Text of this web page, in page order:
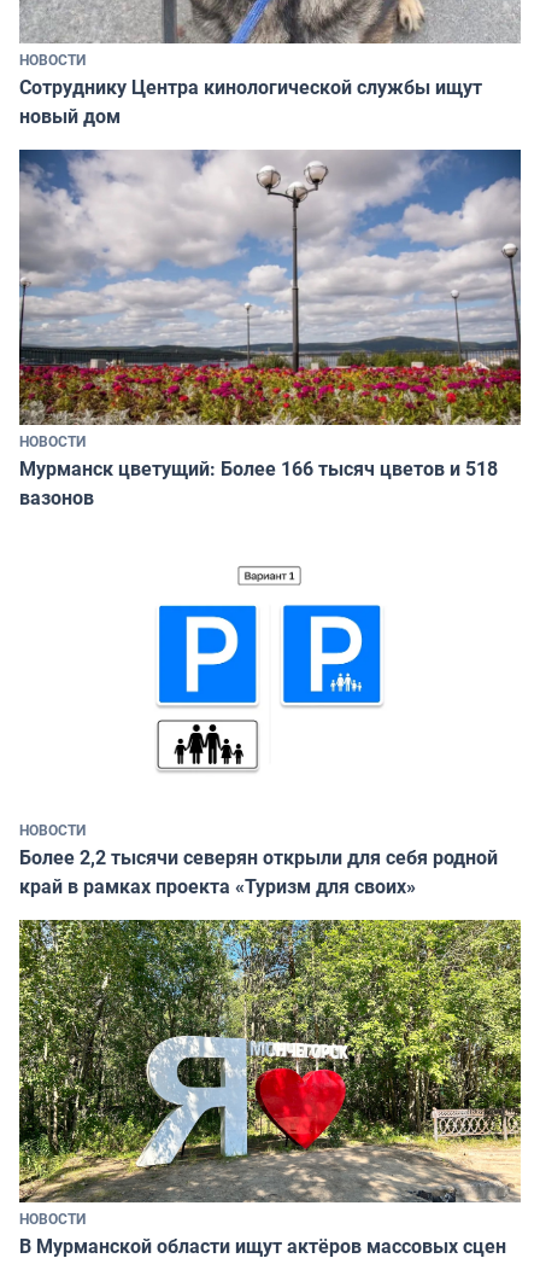
НОВОСТИ
Сотруднику Центра кинологической службы ищут
новый дом
НОВОСТИ
Мурманск цветущий: Более 166 тысяч цветов и 518
вазонов
НОВОСТИ
Более 2,2 тысячи северян открыли для себя родной
край в рамках проекта «Туризм для своих»
НОВОСТИ
В Мурманской области ищут актёров массовых сцен